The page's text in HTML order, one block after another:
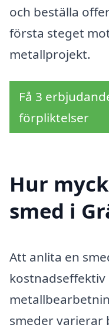
och beställa
första steget
metallprojekt.
Få 3
förpliktelser
Hur
smed i
Att anlita en
smeder varierar